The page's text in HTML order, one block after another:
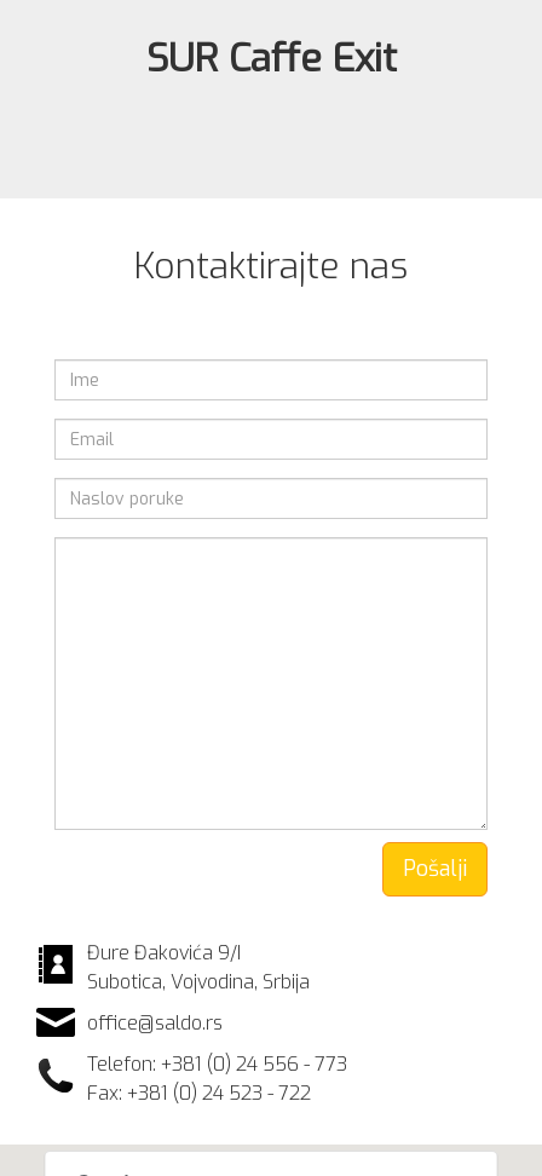
SUR Caffe Exit
Kontaktirajte nas
Pošalji
Đure Đakovića 9/I
Subotica, Vojvodina, Srbija
office@saldo.rs
Telefon: +381 (0) 24 556 - 773
Fax: +381 (0) 24 523 - 722